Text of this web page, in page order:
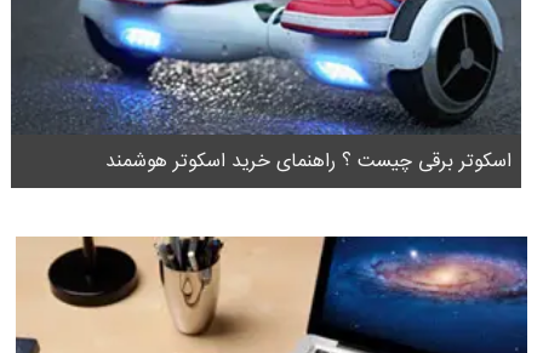
اسکوتر برقی چیست ؟ راهنمای خرید اسکوتر هوشمند